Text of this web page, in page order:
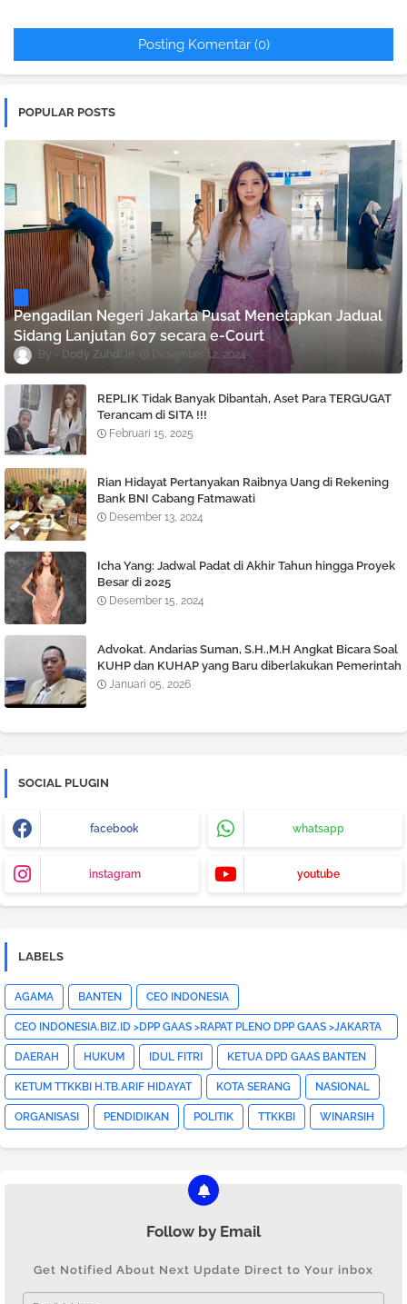
Posting Komentar (0)
POPULAR POSTS
Pengadilan Negeri Jakarta Pusat Menetapkan Jadual
Sidang Lanjutan 607 secara e-Court
Dody Zuhdi Desember 12, 2024
REPLIK Tidak Banyak Dibantah, Aset Para TERGUGAT
Terancam di SITA !!!
Februari 15, 2025
Rian Hidayat Pertanyakan Raibnya Uang di Rekening
Bank BNI Cabang Fatmawati
Desember 13, 2024
Icha Yang: Jadwal Padat di Akhir Tahun hingga Proyek
Besar di 2025
Desember 15, 2024
Advokat. Andarias Suman, S.H.,M.H Angkat Bicara Soal
KUHP dan KUHAP yang Baru diberlakukan Pemerintah
Januari 05, 2026
SOCIAL PLUGIN
facebook whatsapp
instagram youtube
LABELS
AGAMA BANTEN CEO INDONESIA
CEO INDONESIA.BIZ.ID >DPP GAAS >RAPAT PLENO DPP GAAS >JAKARTA
PUSAT>HOTNEWS>
DAERAH HUKUM IDUL FITRI KETUA DPD GAAS BANTEN
KETUM TTKKBI H.TB.ARIF HIDAYAT KOTA SERANG NASIONAL
ORGANISASI PENDIDIKAN POLITIK TTKKBI WINARSIH
Follow by Email
Get Notified About Next Update Direct to Your inbox